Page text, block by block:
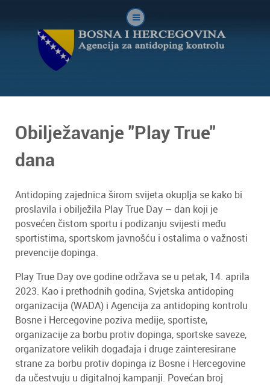
Obilježavanje "Play True"
dana
Antidoping zajednica širom svijeta okuplja se kako bi
proslavila i obilježila Play True Day – dan koji je
posvećen čistom sportu i podizanju svijesti među
sportistima, sportskom javnošću i ostalima o važnosti
prevencije dopinga.
Play True Day ove godine održava se u petak, 14. aprila
2023. Kao i prethodnih godina, Svjetska antidoping
organizacija (WADA) i Agencija za antidoping kontrolu
Bosne i Hercegovine poziva medije, sportiste,
organizacije za borbu protiv dopinga, sportske saveze,
organizatore velikih događaja i druge zainteresirane
strane za borbu protiv dopinga iz Bosne i Hercegovine
da učestvuju u digitalnoj kampanji. Povećan broj